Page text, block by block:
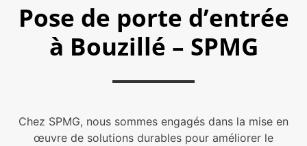
Pose de porte d’entrée
à Bouzillé – SPMG
Chez SPMG, nous sommes engagés dans la mise en
œuvre de solutions durables pour améliorer le